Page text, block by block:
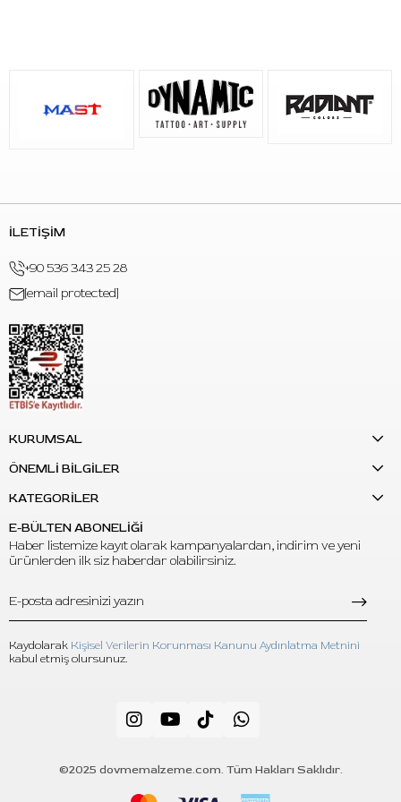
İLETİŞİM
+90 536 343 25 28
[email protected]
KURUMSAL
ÖNEMLİ BİLGİLER
KATEGORİLER
E-BÜLTEN ABONELİĞİ
Haber listemize kayıt olarak kampanyalardan, indirim ve yeni
ürünlerden ilk siz haberdar olabilirsiniz.
Kaydolarak Kişisel Verilerin Korunması Kanunu Aydınlatma Metnini
kabul etmiş olursunuz.
©2025 dovmemalzeme.com. Tüm Hakları Saklıdır.